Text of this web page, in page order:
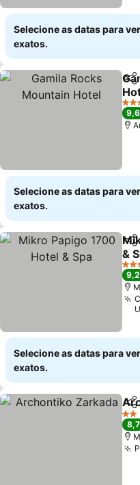
Selecione as datas para
exatos.
4
9,6
Selecione as datas para
exatos.
&
4
9,2
Selecione as datas para
exatos.
2
8,7